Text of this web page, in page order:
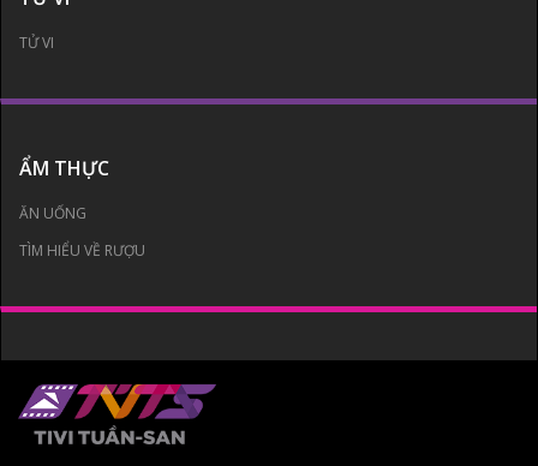
TỬ VI
ẨM THỰC
ĂN UỐNG
TÌM HIỂU VỀ RƯỢU